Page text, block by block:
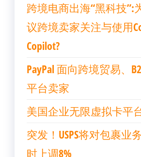
跨境电商出海“黑科技”:
议跨境卖家关注与使用
Copilot?
PayPal 面向跨境贸易、
平台卖家
美国企业无限虚拟卡平
突发！USPS将对包裹业
时上调8%